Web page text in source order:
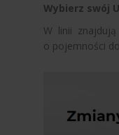
Wybierz swój
W linii
o pojemności do